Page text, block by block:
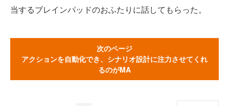
当するブレインパッドのおふたりに話してもらった。
次のページ
アクションを自動化でき、シナリオ設計に注力させてくれ
るのがMA